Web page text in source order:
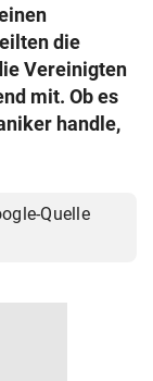
die
Vereinigten
mit. Ob es
handle,
Quelle